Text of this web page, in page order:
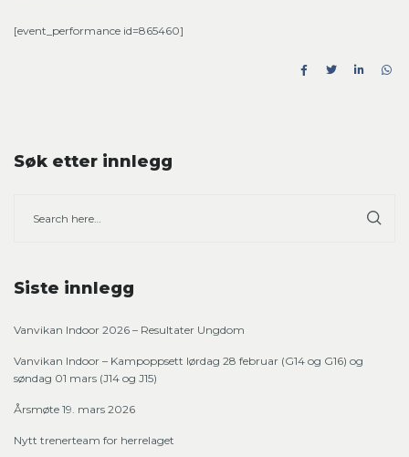
[event_performance id=865460]
Søk etter innlegg
Siste innlegg
Vanvikan Indoor 2026 – Resultater Ungdom
Vanvikan Indoor – Kampoppsett lørdag 28 februar (G14 og G16) og
søndag 01 mars (J14 og J15)
Årsmøte 19. mars 2026
Nytt trenerteam for herrelaget